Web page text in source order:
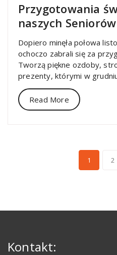
Przygotowania
naszych Seniorów
Dopiero minęła połowa
ochoczo zabrali się za
Tworzą piękne ozdoby,
prezenty, którymi w
Read More
1 2
Kontakt: